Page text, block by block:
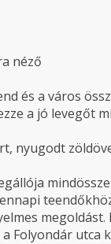
néző
és a város
a jó levegőt
nyugodt
Folyondár